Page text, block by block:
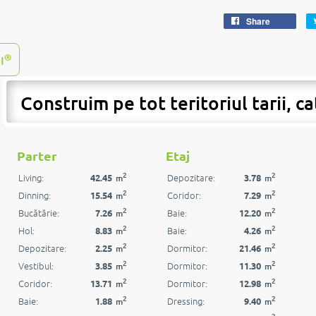
Share
®
Construim pe tot teritoriul tarii,
Parter
Living: 42.45 m2
Dinning: 15.54 m2
Bucătărie: 7.26 m2
Hol: 8.83 m2
Depozitare: 2.25 m2
Vestibul: 3.85 m2
Coridor: 13.71 m2
Baie: 1.88 m2
Etaj
Depozitare: 3.78 m2
Coridor: 7.29 m2
Baie: 12.20 m2
Baie: 4.26 m2
Dormitor: 21.46 m2
Dormitor: 11.30 m2
Dormitor: 12.98 m2
Dressing: 9.40 m2